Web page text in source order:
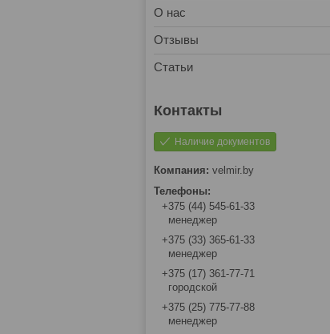
О нас
Отзывы
Статьи
Наличие документов
velmir.by
+375 (44) 545-61-33
менеджер
+375 (33) 365-61-33
менеджер
+375 (17) 361-77-71
городской
+375 (25) 775-77-88
менеджер